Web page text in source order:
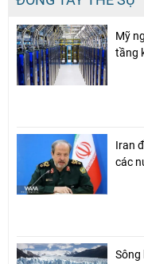
Mỹ
tầng
Iran
các
Sông